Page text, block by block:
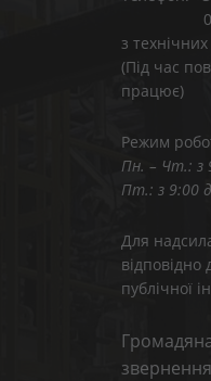
0 800
з
(Під час
працює)
Режим
Пн. – Чт.: з
Пт.: з 9:00
Для
публічної